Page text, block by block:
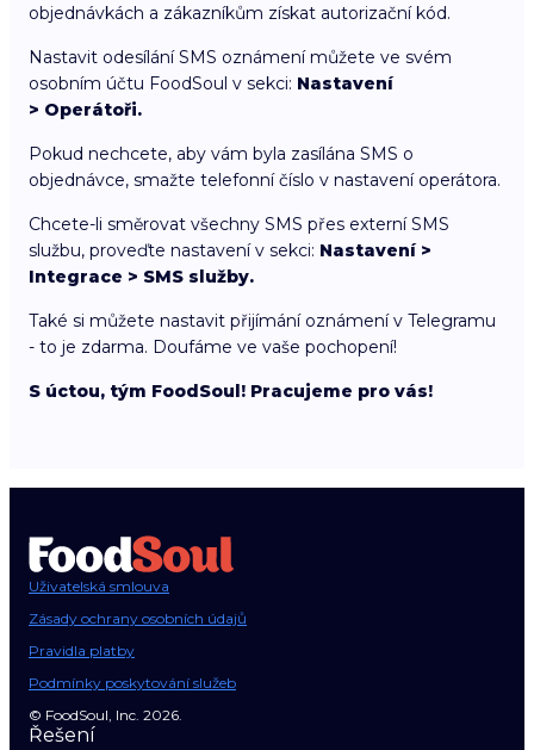
objednávkách a zákazníkům získat autorizační kód.
Nastavit odesílání SMS oznámení můžete ve svém
osobním účtu FoodSoul v sekci: Nastavení
> Operátoři.
Pokud nechcete, aby vám byla zasílána SMS o
objednávce, smažte telefonní číslo v nastavení operátora.
Chcete-li směrovat všechny SMS přes externí SMS
službu, proveďte nastavení v sekci: Nastavení >
Integrace > SMS služby.
Také si můžete nastavit přijímání oznámení v Telegramu
- to je zdarma. Doufáme ve vaše pochopení!
S úctou, tým FoodSoul! Pracujeme pro vás!
Uživatelská smlouva
Zásady ochrany osobních údajů
Pravidla platby
Podmínky poskytování služeb
© FoodSoul, Inc. 2026.
Řešení